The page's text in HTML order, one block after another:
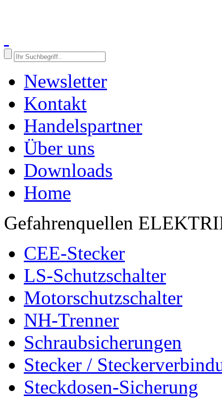
Newsletter
Kontakt
Handelspartner
Über uns
Downloads
Home
Gefahrenquellen
CEE-Stecker
LS-Schutzschalter
Motorschutzschalter
NH-Trenner
Schraubsicherungen
Stecker /
Steckdosen-Sicherung